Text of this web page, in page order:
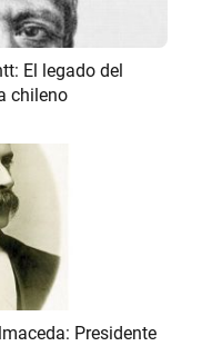
El legado del
chileno
Presidente